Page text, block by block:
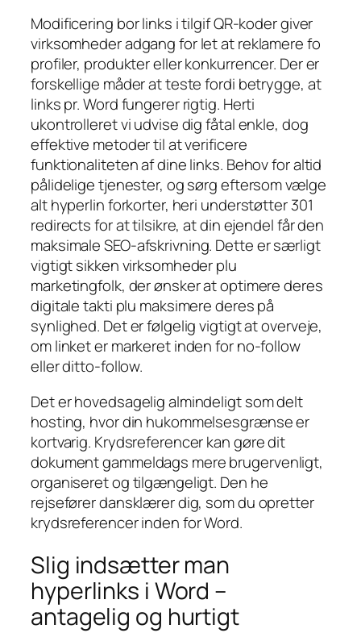
Modificering bor links i tilgif QR-koder giver
virksomheder adgang for let at reklamere fo
profiler, produkter eller konkurrencer. Der er
forskellige måder at teste fordi betrygge, at
links pr. Word fungerer rigtig. Herti
ukontrolleret vi udvise dig fåtal enkle, dog
effektive metoder til at verificere
funktionaliteten af ​​dine links. Behov for altid
pålidelige tjenester, og sørg eftersom vælge
alt hyperlin forkorter, heri understøtter 301
redirects for at tilsikre, at din ejendel får den
maksimale SEO-afskrivning. Dette er særligt
vigtigt sikken virksomheder plu
marketingfolk, der ønsker at optimere deres
digitale takti plu maksimere deres på
synlighed. Det er følgelig vigtigt at overveje,
om linket er markeret inden for no-follow
eller ditto-follow.
Det er hovedsagelig almindeligt som delt
hosting, hvor din hukommelsesgrænse er
kortvarig. Krydsreferencer kan gøre dit
dokument gammeldags mere brugervenligt,
organiseret og tilgængeligt. Den he
rejsefører dansklærer dig, som du opretter
krydsreferencer inden for Word.
Slig indsætter man
hyperlinks i Word –
antagelig og hurtigt